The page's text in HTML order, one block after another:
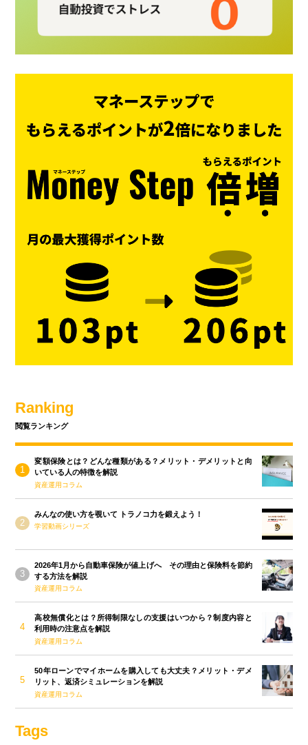
Ranking
閲覧ランキング
変額保険とは？どんな種類がある？メリット・デメリットと向
いている人の特徴を解説
資産運用コラム
みんなの使い方を覗いて トラノコ力を鍛えよう！
学習動画シリーズ
2026年1月から自動車保険が値上げへ その理由と保険料を節約
する方法を解説
資産運用コラム
高校無償化とは？所得制限なしの支援はいつから？制度内容と
利用時の注意点を解説
資産運用コラム
50年ローンでマイホームを購入しても大丈夫？メリット・デメ
リット、返済シミュレーションを解説
資産運用コラム
Tags